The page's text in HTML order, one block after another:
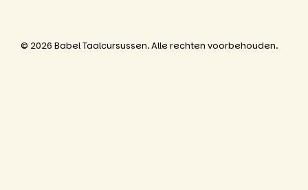
© 2026 Babel Taalcursussen. Alle rechten voorbehouden.